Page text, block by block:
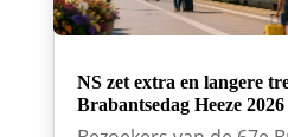
NS zet extra en langere
Brabantsedag Heeze 2026